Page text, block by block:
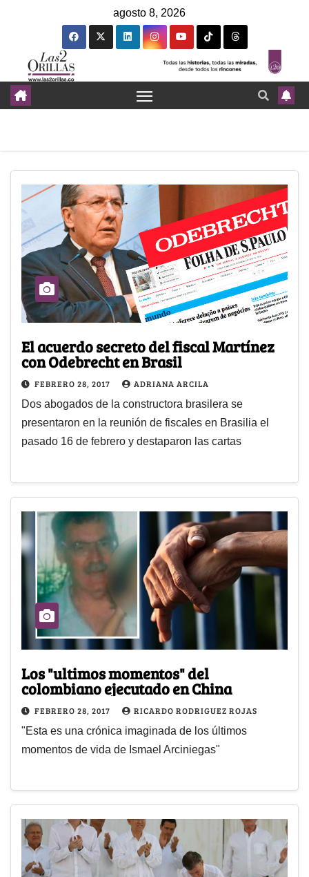
agosto 8, 2026
El acuerdo secreto del fiscal Martínez
con Odebrecht en Brasil
FEBRERO 28, 2017 ADRIANA ARCILA
Dos abogados de la constructora brasilera se
presentaron en la reunión de fiscales en Brasilia el
pasado 16 de febrero y destaparon las cartas
Los "ultimos momentos" del
colombiano ejecutado en China
FEBRERO 28, 2017 RICARDO RODRIGUEZ ROJAS
"Esta es una crónica imaginada de los últimos
momentos de vida de Ismael Arciniegas"